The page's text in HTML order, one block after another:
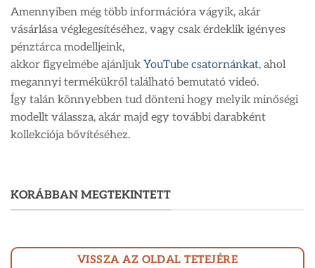
Amennyiben még több információra vágyik, akár
vásárlása véglegesítéséhez, vagy csak érdeklik igényes
pénztárca modelljeink,
akkor figyelmébe ajánljuk YouTube csatornánkat, ahol
megannyi termékükről található bemutató videó.
Így talán könnyebben tud dönteni hogy melyik minőségi
modellt válassza, akár majd egy további darabként
kollekciója bővítéséhez.
KORÁBBAN MEGTEKINTETT
VISSZA AZ OLDAL TETEJÉRE